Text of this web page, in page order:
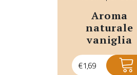
aroma
naturale
vaniglia
€1,69